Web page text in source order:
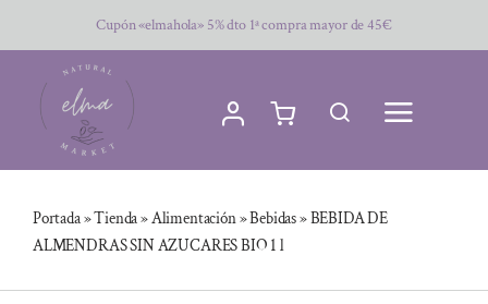
al
contenido
Cupón «elmahola» 5% dto 1ª compra mayor de 45€
Portada»Tienda»Alimentación»Bebidas»BEBIDA DE
ALMENDRAS SIN AZUCARES BIO 1 l